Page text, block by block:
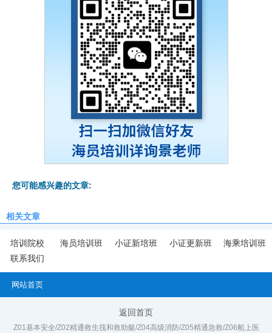
您可能感兴趣的文章:
相关文章
培训院校 海员培训班 小证新培班 小证更新班
海乘培训班
联系我们
网站首页
返回首页
Z01基本安全/Z02精通救生筏和救助艇/Z04高级消防/Z05精通急救/Z06船上医